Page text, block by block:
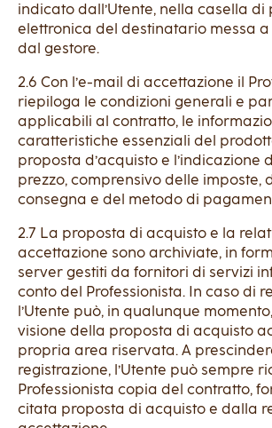
indicato dall’Utente, nella casella di
elettronica del destinatario messa a
dal gestore.
2.6 Con l’e-mail di accettazione il
riepiloga le condizioni generali e
applicabili al contratto, le
caratteristiche essenziali del
proposta d’acquisto e l’indicazione
prezzo, comprensivo delle imposte,
consegna e del metodo di
2.7 La proposta di acquisto e la
accettazione sono archiviate, in
server gestiti da fornitori di servizi
conto del Professionista. In caso di
l’Utente può, in qualunque
visione della proposta di acquisto
propria area riservata. A
registrazione, l’Utente può sempre
Professionista copia del contratto,
citata proposta di acquisto e dalla